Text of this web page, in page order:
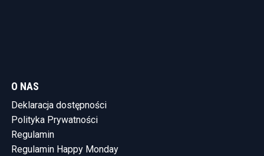
O NAS
Deklaracja dostępności
Polityka Prywatności
Regulamin
Regulamin Happy Monday